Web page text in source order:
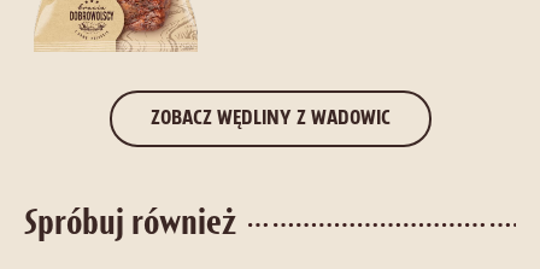
ZOBACZ WĘDLINY Z WADOWIC
Spróbuj również